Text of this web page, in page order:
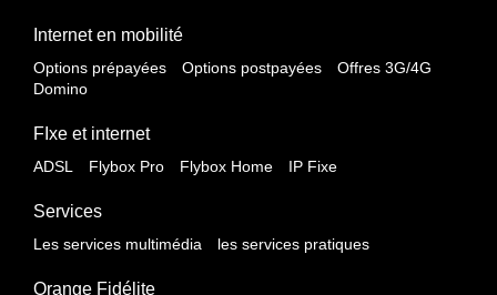
Internet en mobilité
Options prépayées Options postpayées
Offres 3G/4G
Domino
FIxe et internet
ADSL Flybox Pro Flybox Home IP Fixe
Services
Les services multimédia les services pratiques
Orange Fidélite